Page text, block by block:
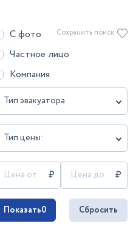
С фото
Частное лицо
Компания
Тип эвакуатора
Тип цены:
Сохранить поиск
Показать0 Сбросить